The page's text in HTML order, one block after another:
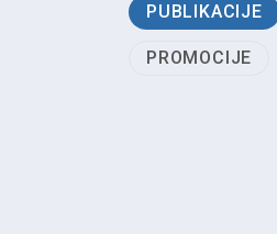
PUBLIKACIJE
PROMOCIJE